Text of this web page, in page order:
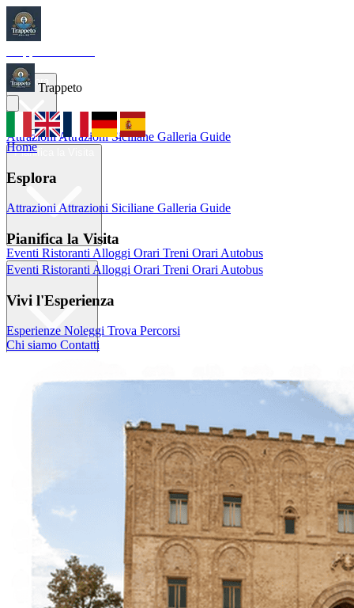
Home
AttrazioniAttrazioni Siciliane Galleria Guide
Eventi Ristoranti Alloggi Orari Treni Orari Autobus
Chi siamoContatti
Français Deutsch Español
Trappeto
Home
Esplora
AttrazioniAttrazioni Siciliane Galleria Guide
Pianifica la Visita
Eventi Ristoranti Alloggi Orari Treni Orari Autobus
Vivi l'Esperienza
Esperienze Noleggi Trova Percorsi
Chi siamo Contatti